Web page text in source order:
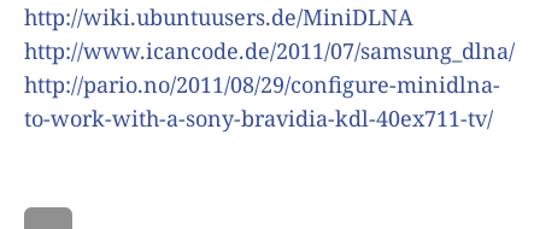
http://wiki.ubuntuusers.de/MiniDLNA
http://www.icancode.de/2011/07/samsung_dlna/
http://pario.no/2011/08/29/configure-minidlna-
to-work-with-a-sony-bravidia-kdl-40ex711-tv/